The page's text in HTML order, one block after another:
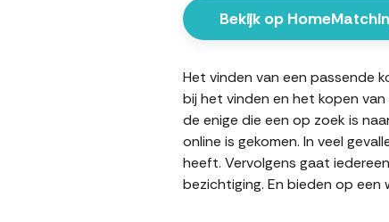
Bekijk op
Het vinden van een passende
bij het vinden en het kopen
de enige die een op zoek is
online is gekomen. In veel
heeft. Vervolgens gaat
bezichtiging. En bieden op een